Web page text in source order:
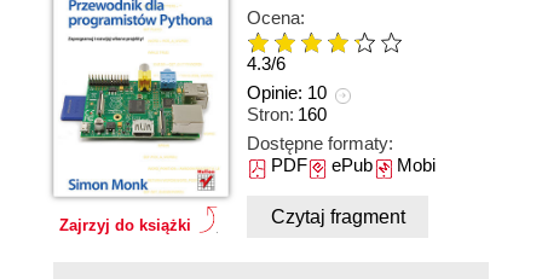
Zajrzyj do książki
Ocena:
4.3/6
Opinie: 10
Stron: 160
Dostępne formaty:
PDFePubMobi
Czytaj fragment